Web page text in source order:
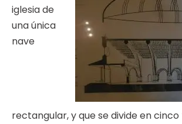
iglesia de
una única
nave
rectangular, y que se divide en cinco